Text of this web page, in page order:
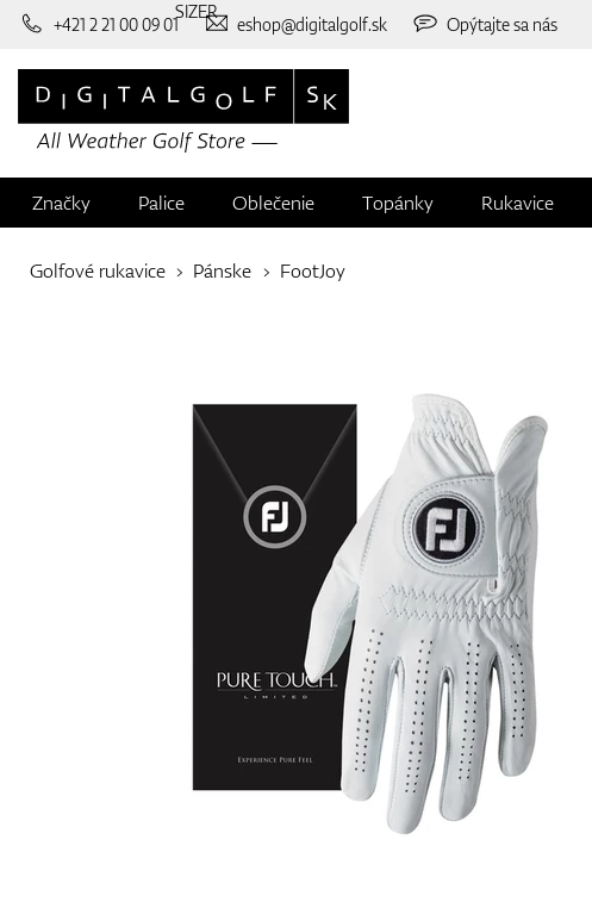
+421 2 21 00 09 01 eshop@digitalgolf.sk Opýtajte sa nás
Značky Palice Oblečenie Topánky Rukavice
Golfové rukavice Pánske FootJoy
SIZER